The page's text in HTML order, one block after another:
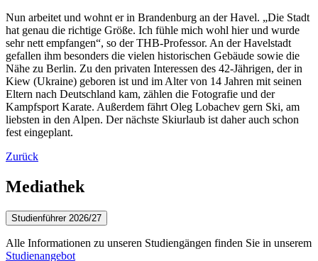
Nun arbeitet und wohnt er in Brandenburg an der Havel. „Die Stadt
hat genau die richtige Größe. Ich fühle mich wohl hier und wurde
sehr nett empfangen“, so der THB-Professor. An der Havelstadt
gefallen ihm besonders die vielen historischen Gebäude sowie die
Nähe zu Berlin. Zu den privaten Interessen des 42-Jährigen, der in
Kiew (Ukraine) geboren ist und im Alter von 14 Jahren mit seinen
Eltern nach Deutschland kam, zählen die Fotografie und der
Kampfsport Karate. Außerdem fährt Oleg Lobachev gern Ski, am
liebsten in den Alpen. Der nächste Skiurlaub ist daher auch schon
fest eingeplant.
Zurück
Mediathek
Studienführer 2026/27
Alle Informationen zu unseren Studiengängen finden Sie in unserem
Studienangebot